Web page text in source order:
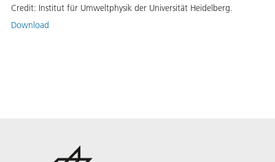
Credit: Institut für Umweltphysik der Universität Heidelberg.
Download